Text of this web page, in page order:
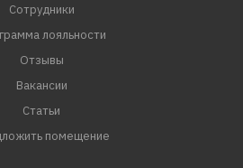
Сотрудники
лояльности
Отзывы
Вакансии
Статьи
помещение